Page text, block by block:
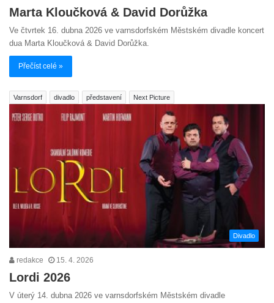
Marta Kloučková & David Dorůžka
Ve čtvrtek 16. dubna 2026 ve varnsdorfském Městském divadle koncert
dua Marta Kloučková & David Dorůžka.
Přečíst celé »
Varnsdorf divadlo představení Next Picture
Divadlo
redakce 15. 4. 2026
Lordi 2026
V úterý 14. dubna 2026 ve varnsdorfském Městském divadle